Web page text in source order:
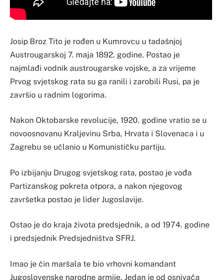
Josip Broz Tito je rođen u Kumrovcu u tadašnjoj
Austrougarskoj 7. maja 1892. godine. Postao je
najmlađi vodnik austrougarske vojske, a za vrijeme
Prvog svjetskog rata su ga ranili i zarobili Rusi, pa je
završio u radnim logorima.
Nakon Oktobarske revolucije, 1920. godine vratio se u
novoosnovanu Kraljevinu Srba, Hrvata i Slovenaca i u
Zagrebu se učlanio u Komunističku partiju.
Po izbijanju Drugog svjetskog rata, postao je vođa
Partizanskog pokreta otpora, a nakon njegovog
završetka postao je lider Jugoslavije.
Ostao je do kraja života predsjednik, a od 1974. godine
i predsjednik Predsjedništva SFRJ.
Imao je čin maršala te bio vrhovni komandant
Jugoslovenske narodne armije. Jedan je od osnivača